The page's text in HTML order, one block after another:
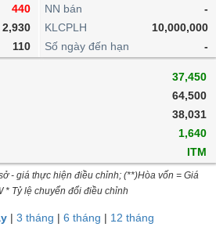
440
2,930
110
NN bán
-
KLCPLH
10,000,000
Số ngày đến hạn
-
37,450
64,500
38,031
1,640
ITM
- giá thực hiện điều chỉnh; (**)Hòa vốn = Giá
* Tỷ lệ chuyển đổi điều chỉnh
| 3 tháng | 6 tháng | 12 tháng